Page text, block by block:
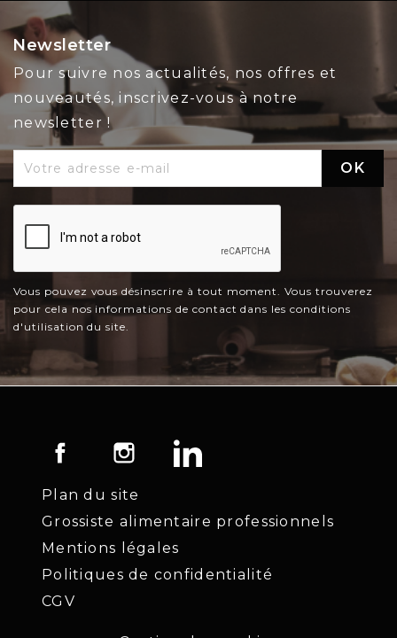
Newsletter
Pour suivre nos actualités, nos offres et
nouveautés, inscrivez-vous à notre
newsletter !
Vous pouvez vous désinscrire à tout moment. Vous trouverez
pour cela nos informations de contact dans les conditions
d'utilisation du site.
Facebook Instagram
Plan du site
Grossiste alimentaire professionnels
Mentions légales
Politiques de confidentialité
CGV